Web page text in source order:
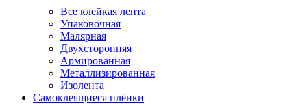
Все клейкая лента
Упаковочная
Малярная
Двухсторонняя
Армированная
Металлизированная
Изолента
Самоклеящиеся плёнки